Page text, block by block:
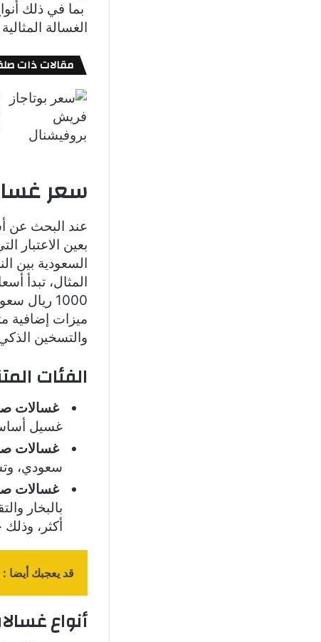
بما في ذلك
الغسالة
مقالات ذات
سعر
عند البحث عن
بعين الاعتبار
السعودية بين
المثال، تبدأ
ميزات إضافية
والتسخين الذكي،
الفئات
غسالات
غسيل أساسي
غسالات
سعودي،
غسالات
أكثر،
قد يعجبك أيضا :
أنواع